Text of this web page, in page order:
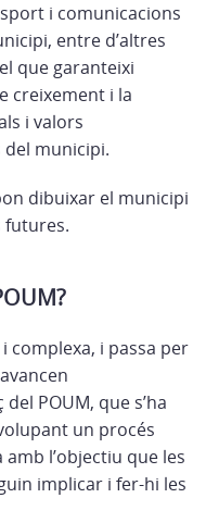
i comunicacions
entre d’altres
que garanteixi
creixement i la
i valors
municipi.
dibuixar el municipi
futures.
complexa, i passa per
POUM, que s’ha
un procés
l’objectiu que les
implicar i fer-hi les